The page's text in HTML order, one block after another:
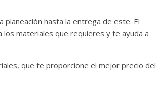
hasta la entrega de este. El
materiales que requieres y te ayuda a
que te proporcione el mejor precio del